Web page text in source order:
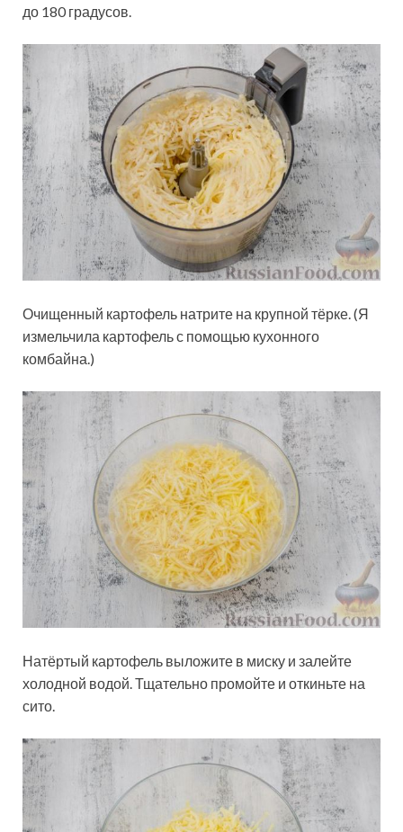
до 180 градусов.
Очищенный картофель натрите на крупной тёрке. (Я
измельчила картофель с помощью кухонного
комбайна.)
Натёртый картофель выложите в миску и залейте
холодной водой. Тщательно промойте и откиньте на
сито.